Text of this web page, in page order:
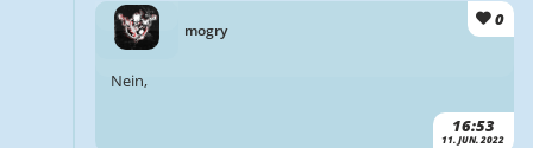
mogry
0
16:53
11. JUN. 2022
Nein,